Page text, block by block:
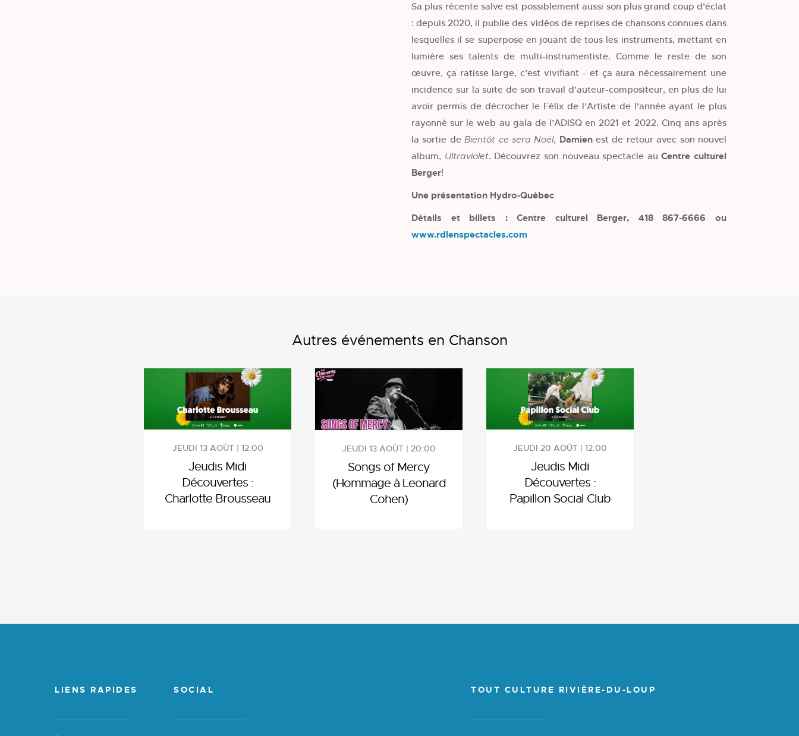
Sa plus récente salve est possiblement aussi son plus grand coup d’éclat
: depuis 2020, il publie des vidéos de reprises de chansons connues dans
lesquelles il se superpose en jouant de tous les instruments, mettant en
lumière ses talents de multi-instrumentiste. Comme le reste de son
œuvre, ça ratisse large, c’est vivifiant - et ça aura nécessairement une
incidence sur la suite de son travail d’auteur-compositeur, en plus de lui
avoir permis de décrocher le Félix de l’Artiste de l’année ayant le plus
rayonné sur le web au gala de l’ADISQ en 2021 et 2022. Cinq ans après
la sortie deBientôt ce sera Noël, Damienest de retour avec son nouvel
album, Ultraviolet. Découvrez son nouveau spectacle auCentre culturel
Berger!
Une présentation Hydro-Québec
Détails et billets : Centre culturel Berger, 418 867-6666 ou
www.rdlenspectacles.com
Autres événements en Chanson
JEUDI 13 AOÛT | 12:00
Jeudis Midi
Découvertes :
Charlotte Brousseau
JEUDI 13 AOÛT | 20:00
Songs of Mercy
(Hommage à Leonard
Cohen)
JEUDI 20 AOÛT | 12:00
Jeudis Midi
Découvertes :
Papillon Social Club
LIENS RAPIDES SOCIAL TOUT CULTURE RIVIÈRE-DU-LOUP